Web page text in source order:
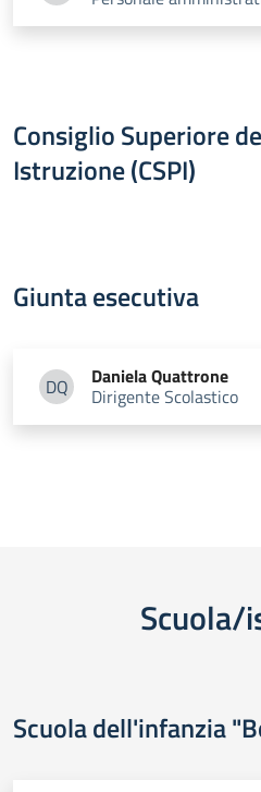
Consiglio Superiore
Istruzione (CSPI)
Giunta esecutiva
DQDaniela Quattrone
DanielaQuattrone
Dirigente Scolastico
Scuola dell'infanzia